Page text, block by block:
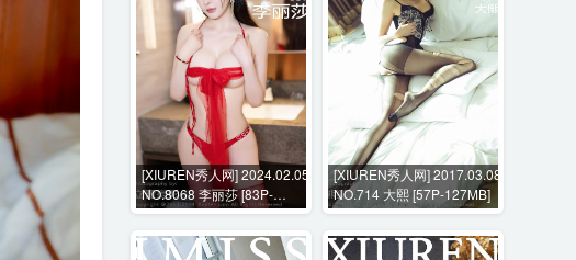
[XIUREN秀人网] 2024.02.05
NO.8068 李丽莎 [83P-
690MB]
[XIUREN秀人网] 2017.03.08
NO.714 大熙 [57P-127MB]